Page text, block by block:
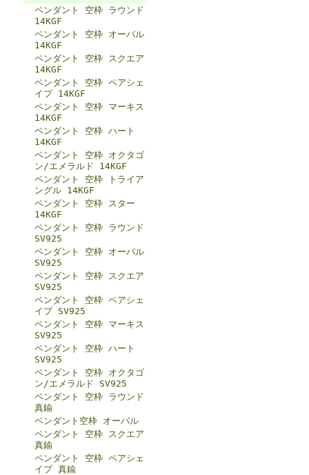
ペンダント 空枠 ラウンド
14KGF
ペンダント 空枠 オーバル
14KGF
ペンダント 空枠 スクエア
14KGF
ペンダント 空枠 ペアシェ
イプ 14KGF
ペンダント 空枠 マーキス
14KGF
ペンダント 空枠 ハート
14KGF
ペンダント 空枠 オクタゴ
ン/エメラルド 14KGF
ペンダント 空枠 トライア
ングル 14KGF
ペンダント 空枠 スター
14KGF
ペンダント 空枠 ラウンド
SV925
ペンダント 空枠 オーバル
SV925
ペンダント 空枠 スクエア
SV925
ペンダント 空枠 ペアシェ
イプ SV925
ペンダント 空枠 マーキス
SV925
ペンダント 空枠 ハート
SV925
ペンダント 空枠 オクタゴ
ン/エメラルド SV925
ペンダント 空枠 ラウンド
真鍮
ペンダント空枠 オーバル
ペンダント 空枠 スクエア
真鍮
ペンダント 空枠 ペアシェ
イプ 真鍮